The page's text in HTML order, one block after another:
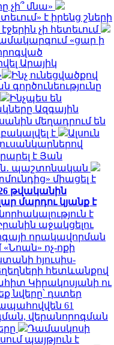
չի՞ մնա»
է իրենց շների
չի հետեւում
«ցար ի
Արայիկ
Ինչ ունեցվածքով
Ինչպես են
Ազգային
մեղադրում են
է
Ալսուն
է Յան
պաշտոնական
միացել է
թվականին
մարդու կյանք է
է
աջակցելու
որակավորման
ոչ-ոքի
հյուսիս-
հետևանքով
Կիրակոսյանի ու
նվերը՝ դստեր
61
վերանորոգման
Դամասկոսի
պայթյուն է